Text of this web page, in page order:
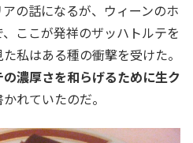
の話になるが、ウィーンのホ
ここが発祥のザッハトルテを
私はある種の衝撃を受けた。
濃厚さを和らげるために生ク
れていたのだ。